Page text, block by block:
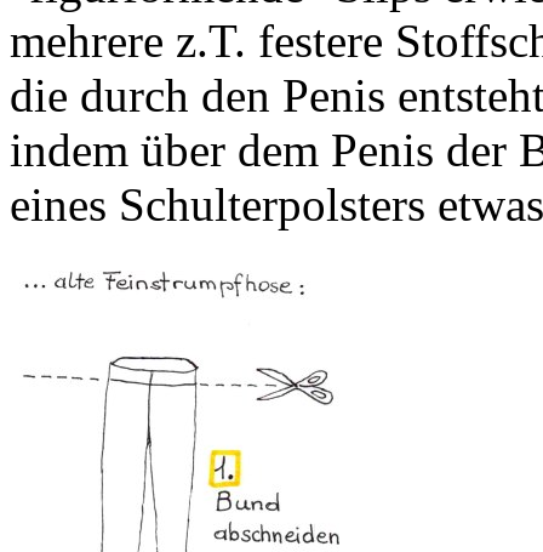
mehrere z.T. festere
die durch den Penis
indem über dem Penis der
eines Schulterpolsters